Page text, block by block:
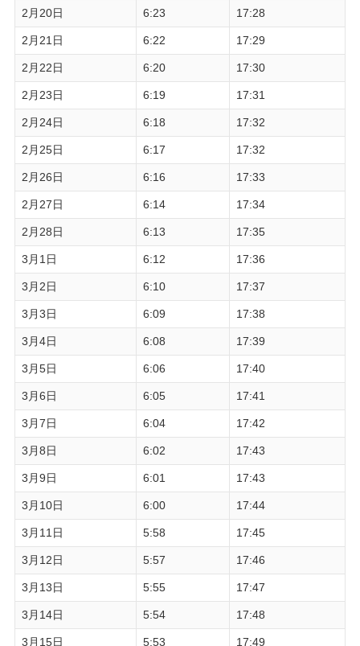
2月20日 6:23 17:28
2月21日 6:22 17:29
2月22日 6:20 17:30
2月23日 6:19 17:31
2月24日 6:18 17:32
2月25日 6:17 17:32
2月26日 6:16 17:33
2月27日 6:14 17:34
2月28日 6:13 17:35
3月1日 6:12 17:36
3月2日 6:10 17:37
3月3日 6:09 17:38
3月4日 6:08 17:39
3月5日 6:06 17:40
3月6日 6:05 17:41
3月7日 6:04 17:42
3月8日 6:02 17:43
3月9日 6:01 17:43
3月10日 6:00 17:44
3月11日 5:58 17:45
3月12日 5:57 17:46
3月13日 5:55 17:47
3月14日 5:54 17:48
3月15日 5:53 17:49